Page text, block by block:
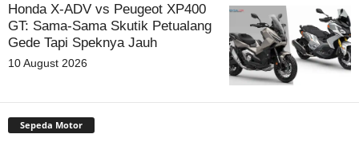
Honda X-ADV vs Peugeot XP400
GT: Sama-Sama Skutik Petualang
Gede Tapi Speknya Jauh
10 August 2026
Sepeda Motor